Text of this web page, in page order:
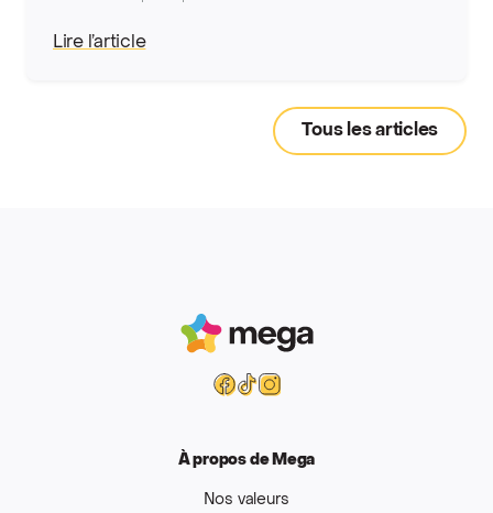
Lire l’article
Tous les articles
Mega
Facebook
Tiktok
Instagram
À propos de Mega
Nos valeurs